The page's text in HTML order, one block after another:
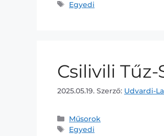
Egyedi
Csilivili
2025.05.19. Szerző: Udvardi-
Műsorok
Egyedi